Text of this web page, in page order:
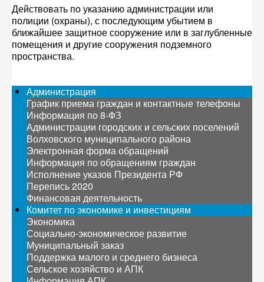
Действовать по указанию администрации или
полиции (охраны), с последующим убытием в
ближайшее защитное сооружение или в заглубленные
помещения и другие сооружения подземного
пространства.
Администрация
График приема граждан и контактные телефоны
Информация по 8-ФЗ
Администрации городских и сельских поселений
Волховского муниципального района
Электронная форма обращений
Информация по обращениям граждан
Исполнение указов Президента РФ
Перепись 2020
Финансовая деятельность
Комитет по экономике и инвестициям
Экономика
Социально-экономическое развитие
Муниципальный заказ
Поддержка малого и среднего бизнеса
Сельское хозяйство и АПК